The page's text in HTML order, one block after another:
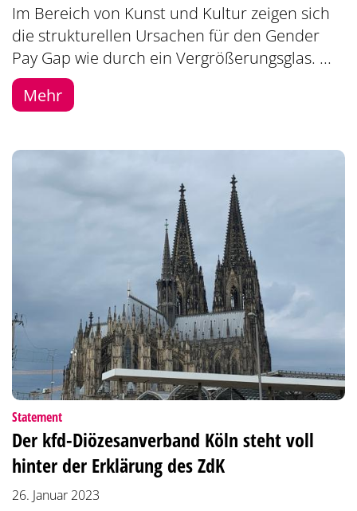
Im Bereich von Kunst und Kultur zeigen sich
die strukturellen Ursachen für den Gender
Pay Gap wie durch ein Vergrößerungsglas. ...
Mehr
Statement:
Der kfd-Diözesanverband Köln steht voll
hinter der Erklärung des ZdK
26. Januar 2023